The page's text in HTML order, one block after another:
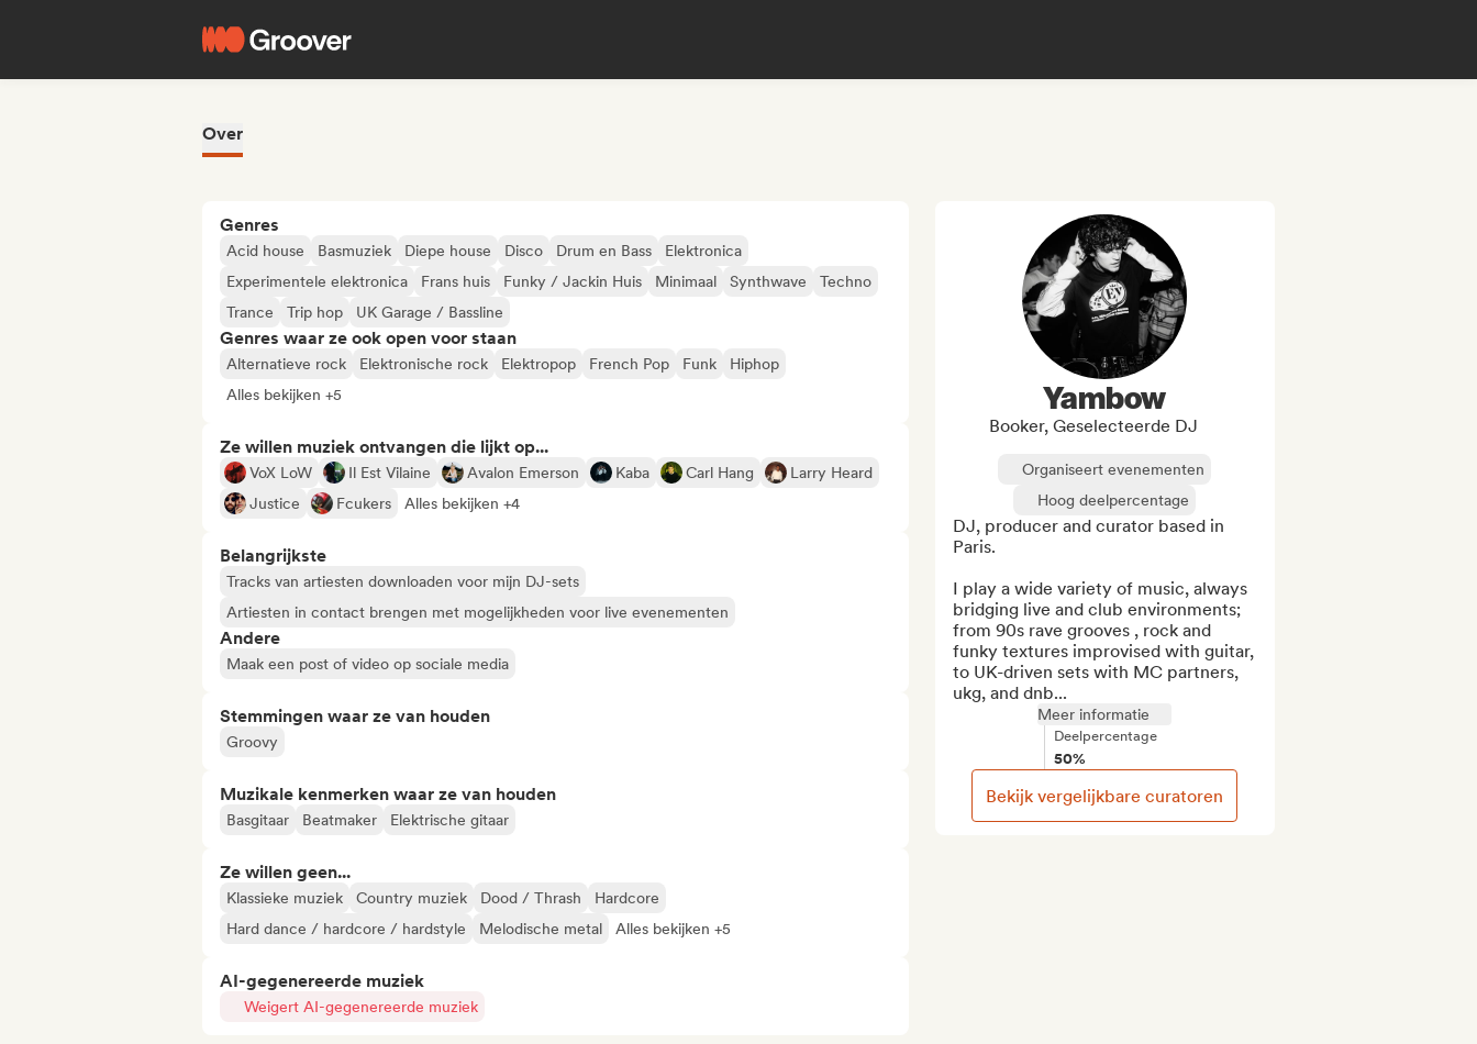
Over
Genres
Acid house Basmuziek Diepe house Disco Drum en Bass
Elektronica
Experimentele elektronica
Frans huis Funky / Jackin Huis Minimaal Synthwave
Techno
Trance
Trip hop UK Garage / Bassline
Genres waar ze ook open voor staan
Alternatieve rock Elektronische rock Elektropop French Pop Funk
Hiphop
Alles bekijken +5
Ze willen muziek ontvangen die lijkt op...
VoX LoW Il Est Vilaine Avalon Emerson Kaba Carl Hang
Larry Heard
Justice
Fcukers Alles bekijken +4
Belangrijkste
Tracks van artiesten downloaden voor mijn DJ-sets
Artiesten in contact brengen met mogelijkheden voor live evenementen
Andere
Maak een post of video op sociale media
Stemmingen waar ze van houden
Groovy
Muzikale kenmerken waar ze van houden
Basgitaar Beatmaker Elektrische gitaar
Ze willen geen...
Klassieke muziek Country muziek Dood / Thrash
Hardcore
Hard dance / hardcore / hardstyle
Melodische metal Alles bekijken +5
AI-gegenereerde muziek
Weigert AI-gegenereerde muziek
Yambow
Booker, Geselecteerde DJ
Organiseert evenementen
Hoog deelpercentage
DJ, producer and curator based in
Paris.
I play a wide variety of music, always
bridging live and club environments;
from 90s rave grooves , rock and
funky textures improvised with guitar,
to UK-driven sets with MC partners,
ukg, and dnb...
Meer informatie
Deelpercentage
50%
Bekijk vergelijkbare curatoren